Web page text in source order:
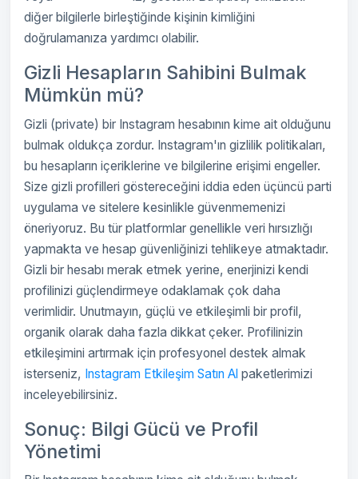
diğer bilgilerle birleştiğinde kişinin kimliğini
doğrulamanıza yardımcı olabilir.
Gizli Hesapların Sahibini Bulmak
Mümkün mü?
Gizli (private) bir Instagram hesabının kime ait olduğunu
bulmak oldukça zordur. Instagram'ın gizlilik politikaları,
bu hesapların içeriklerine ve bilgilerine erişimi engeller.
Size gizli profilleri göstereceğini iddia eden üçüncü parti
uygulama ve sitelere kesinlikle güvenmemenizi
öneriyoruz. Bu tür platformlar genellikle veri hırsızlığı
yapmakta ve hesap güvenliğinizi tehlikeye atmaktadır.
Gizli bir hesabı merak etmek yerine, enerjinizi kendi
profilinizi güçlendirmeye odaklamak çok daha
verimlidir. Unutmayın, güçlü ve etkileşimli bir profil,
organik olarak daha fazla dikkat çeker. Profilinizin
etkileşimini artırmak için profesyonel destek almak
isterseniz, Instagram Etkileşim Satın Alpaketlerimizi
inceleyebilirsiniz.
Sonuç: Bilgi Gücü ve Profil
Yönetimi